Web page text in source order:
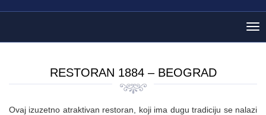
RESTORAN 1884 – BEOGRAD
Ovaj izuzetno atraktivan restoran, koji ima dugu tradiciju se nalazi